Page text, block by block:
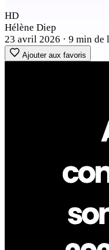
HD
Hélène Diep
23 avril 2026 · 9 min de
Ajouter aux favoris